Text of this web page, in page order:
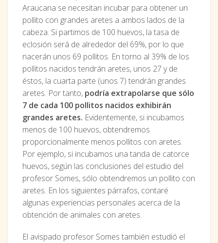
Araucana se necesitan incubar para obtener un
pollito con grandes aretes a ambos lados de la
cabeza. Si partimos de 100 huevos, la tasa de
eclosión será de alrededor del 69%, por lo que
nacerán unos 69 pollitos. En torno al 39% de los
pollitos nacidos tendrán aretes, unos 27 y de
éstos, la cuarta parte (unos 7) tendrán grandes
aretes. Por tanto, podría extrapolarse que sólo
7 de cada 100 pollitos nacidos exhibirán
grandes aretes. Evidentemente, si incubamos
menos de 100 huevos, obtendremos
proporcionalmente menos pollitos con aretes.
Por ejemplo, si incubamos una tanda de catorce
huevos, según las conclusiones del estudio del
profesor Somes, sólo obtendremos un pollito con
aretes. En los siguientes párrafos, contaré
algunas experiencias personales acerca de la
obtención de animales con aretes.
El avispado profesor Somes también estudió el